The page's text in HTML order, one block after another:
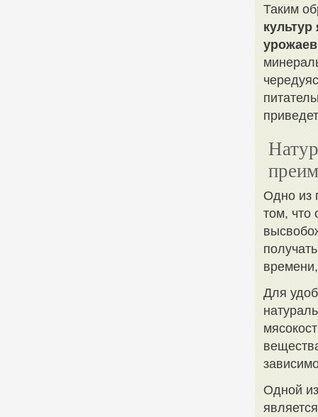
Таким
Одно из
том, что
Для
Одной